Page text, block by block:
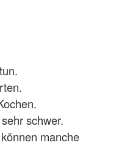
schwer.
manche